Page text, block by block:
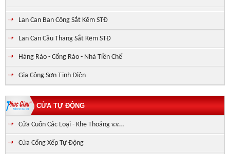
Lan Can Ban Công Sắt Kẽm STĐ
Lan Can Cầu Thang Sắt Kẽm STĐ
Hàng Rào - Cổng Rào - Nhà Tiền Chế
Gia Công Sơn Tĩnh Điện
CỬA TỰ ĐỘNG
Cửa Cuốn Các Loại - Khe Thoáng v.v...
Cửa Cổng Xếp Tự Động